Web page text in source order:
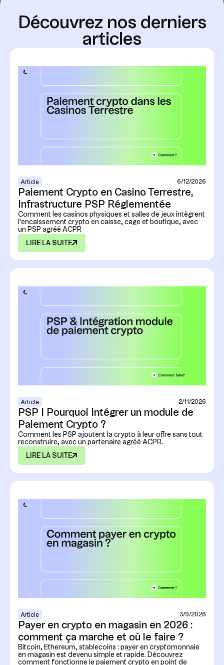
Découvrez nos derniers
artic es
Article 6/12/2026
Paiement Crypto en Casino Terrestre,
Infrastructure PSP Réglementée
Comment les casinos physiques et salles de jeux intègrent
l'encaissement crypto en caisse, cage et boutique, avec
un PSP agréé ACPR
LIRE LA SUITE
Article 2/11/2026
PSP I Pourquoi Intégrer un module de
Paiement Crypto ?
Comment les PSP ajoutent la crypto à leur offre sans tout
reconstruire, avec un partenaire agréé ACPR.
LIRE LA SUITE
Article 3/9/2026
Payer en crypto en magasin en 2026 :
comment ça marche et où le faire ?
Bitcoin, Ethereum, stablecoins : payer en cryptomonnaie
en magasin est devenu simple et rapide. Découvrez
comment fonctionne le paiement crypto en point de